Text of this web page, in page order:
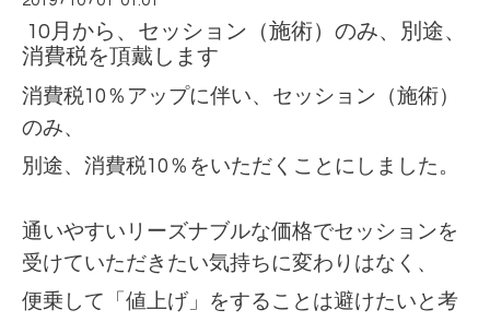
10月から、セッション（施術）のみ、別途、
消費税を頂戴します
消費税10％アップに伴い、セッション（施術）
のみ、
別途、消費税10％をいただくことにしました。
通いやすいリーズナブルな価格でセッションを
受けていただきたい気持ちに変わりはなく、
便乗して「値上げ」をすることは避けたいと考